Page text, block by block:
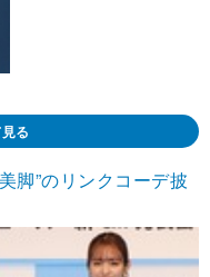
る
脚”のリンクコーデ披